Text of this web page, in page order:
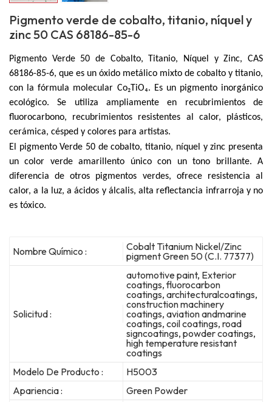
Pigmento verde de cobalto, titanio, níquel y
zinc 50 CAS 68186-85-6
Pigmento Verde 50 de Cobalto, Titanio, Níquel y Zinc, CAS
68186-85-6, que es un óxido metálico mixto de cobalto y titanio,
con la fórmula molecular Co₂TiO₄. Es un pigmento inorgánico
ecológico. Se utiliza ampliamente en recubrimientos de
fluorocarbono, recubrimientos resistentes al calor, plásticos,
cerámica, césped y colores para artistas.
El pigmento Verde 50 de cobalto, titanio, níquel y zinc presenta
un color verde amarillento único con un tono brillante. A
diferencia de otros pigmentos verdes, ofrece resistencia al
calor, a la luz, a ácidos y álcalis, alta reflectancia infrarroja y no
es tóxico.
Nombre Químico :
Cobalt Titanium Nickel/Zinc
pigment Green 50 (C.I. 77377)
Solicitud :
automotive paint, Exterior
coatings, fluorocarbon
coatings, architecturalcoatings,
construction machinery
coatings, aviation andmarine
coatings, coil coatings, road
signcoatings, powder coatings,
high temperature resistant
coatings
Modelo De Producto :
H5003
Apariencia :
Green Powder